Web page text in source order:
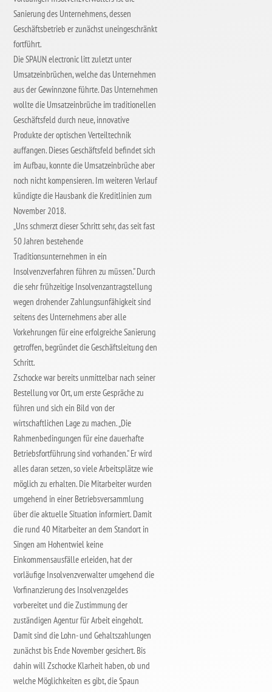
Sanierung des Unternehmens, dessen
Geschäftsbetrieb er zunächst uneingeschränkt
fortführt.
Die SPAUN electronic litt zuletzt unter
Umsatzeinbrüchen, welche das Unternehmen
aus der Gewinnzone führte. Das Unternehmen
wollte die Umsatzeinbrüche im traditionellen
Geschäftsfeld durch neue, innovative
Produkte der optischen Verteiltechnik
auffangen. Dieses Geschäftsfeld befindet sich
im Aufbau, konnte die Umsatzeinbrüche aber
noch nicht kompensieren. Im weiteren Verlauf
kündigte die Hausbank die Kreditlinien zum
November 2018.
„Uns schmerzt dieser Schritt sehr, das seit fast
50 Jahren bestehende
Traditionsunternehmen in ein
Insolvenzverfahren führen zu müssen." Durch
die sehr frühzeitige Insolvenzantragstellung
wegen drohender Zahlungsunfähigkeit sind
seitens des Unternehmens aber alle
Vorkehrungen für eine erfolgreiche Sanierung
getroffen, begründet die Geschäftsleitung den
Schritt.
Zschocke war bereits unmittelbar nach seiner
Bestellung vor Ort, um erste Gespräche zu
führen und sich ein Bild von der
wirtschaftlichen Lage zu machen. „Die
Rahmenbedingungen für eine dauerhafte
Betriebsfortführung sind vorhanden." Er wird
alles daran setzen, so viele Arbeitsplätze wie
möglich zu erhalten. Die Mitarbeiter wurden
umgehend in einer Betriebsversammlung
über die aktuelle Situation informiert. Damit
die rund 40 Mitarbeiter an dem Standort in
Singen am Hohentwiel keine
Einkommensausfälle erleiden, hat der
vorläufige Insolvenzverwalter umgehend die
Vorfinanzierung des Insolvenzgeldes
vorbereitet und die Zustimmung der
zuständigen Agentur für Arbeit eingeholt.
Damit sind die Lohn- und Gehaltszahlungen
zunächst bis Ende November gesichert. Bis
dahin will Zschocke Klarheit haben, ob und
welche Möglichkeiten es gibt, die Spaun